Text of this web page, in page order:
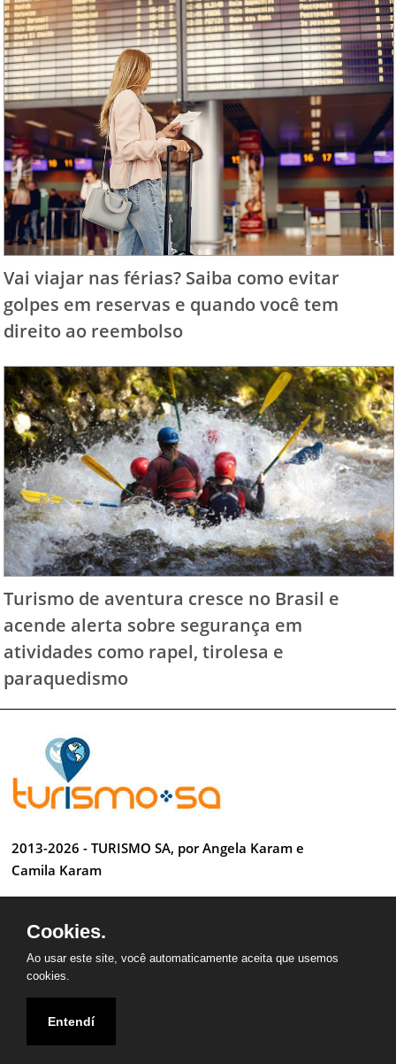
Vai viajar nas férias? Saiba como evitar
golpes em reservas e quando você tem
direito ao reembolso
Turismo de aventura cresce no Brasil e
acende alerta sobre segurança em
atividades como rapel, tirolesa e
paraquedismo
2013-2026 - TURISMO SA, por Angela Karam e
Camila Karam
Desenvolvido por Anderson Luiz
Cookies.
Ao usar este site, você automaticamente aceita que usemos
cookies.
Entendí